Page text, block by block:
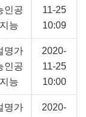
인공
지능
11-25
10:09
명가
인공
지능
2020-
11-25
10:00
명가
2020-